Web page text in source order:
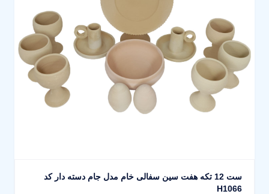
ست 12 تکه هفت سین سفالی خام مدل جام دسته دار کد
H1066